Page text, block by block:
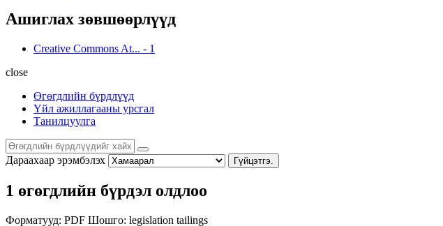
Ашиглах зөвшөөрлүүд
Creative Commons At... - 1
close
Өгөгдлийн бүрдлүүд
Үйл ажиллагааны урсгал
Танилцуулга
Дараахаар эрэмбэлэх Гүйцэтгэ.
1 өгөгдлийн бүрдэл олдлоо
Форматууд: PDF Шошго: legislation tailings